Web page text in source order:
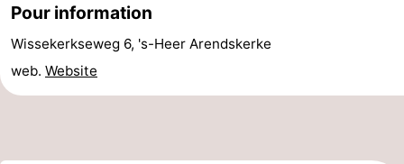
Mantelingen
Zoutelande
-
Pour information
Wissekerkseweg 6, 's-Heer Arendskerke
web. Website